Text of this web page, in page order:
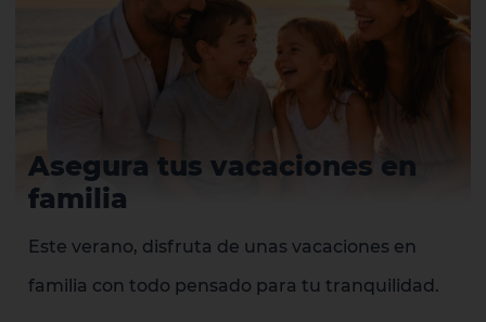
Asegura tus vacaciones en
familia
Este verano, disfruta de unas vacaciones en
familia con todo pensado para tu tranquilidad.